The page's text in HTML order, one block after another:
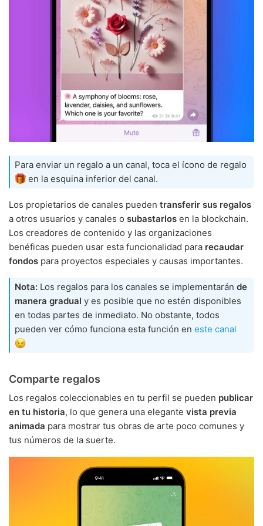
Para enviar un regalo a un canal, toca el ícono de regalo
en la esquina inferior del canal.
Los propietarios de canales pueden transferir sus regalos
a otros usuarios y canales o subastarlos en la blockchain.
Los creadores de contenido y las organizaciones
benéficas pueden usar esta funcionalidad para recaudar
fondos para proyectos especiales y causas importantes.
Nota: Los regalos para los canales se implementarán de
manera gradual y es posible que no estén disponibles
en todas partes de inmediato. No obstante, todos
pueden ver cómo funciona esta función en este canal
Comparte regalos
Los regalos coleccionables en tu perfil se pueden publicar
en tu historia, lo que genera una elegante vista previa
animada para mostrar tus obras de arte poco comunes y
tus números de la suerte.